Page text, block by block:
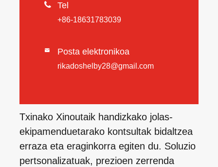
 Tel
+86-18631783039
 Posta elektronikoa
rikadoshelby28@gmail.com
Txinako Xinoutaik handizkako jolas-
ekipamenduetarako kontsultak bidaltzea
erraza eta eraginkorra egiten du. Soluzio
pertsonalizatuak, prezioen zerrenda